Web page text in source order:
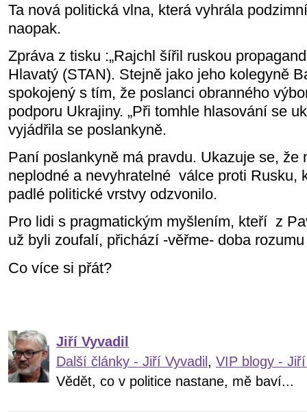
Ta nová politická vlna, která vyhrála
naopak.
Zpráva z tisku :„Rajchl šířil ruskou
Hlavatý (STAN). Stejně jako jeho kolegyně
spokojený s tím, že poslanci obranného
podporu Ukrajiny. „Při tomhle hlasování se
vyjádřila se poslankyně.
Paní poslankyně má pravdu. Ukazuje se, že
neplodné a nevyhratelné válce proti Rusku,
padlé politické vrstvy odzvonilo.
Pro lidi s pragmatickým myšlením, kteří z
už byli zoufalí, přichází -věřme- doba
Co více si přát?
Jiří Vyvadil
Další články - Jiří Vyvadil , VIP blogy -
Vědět, co v politice nastane, mě baví...